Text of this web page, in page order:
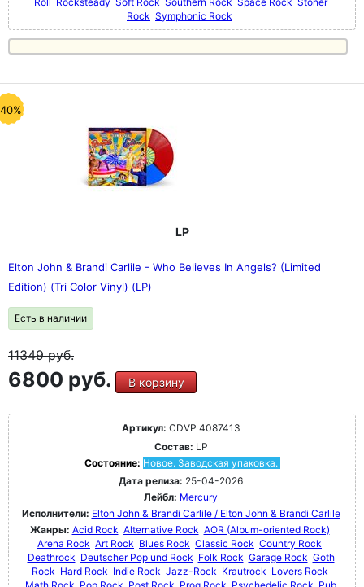
Rock Symphonic Rock
LP
Elton John & Brandi Carlile - Who Believes In Angels? (Limited
Edition) (Tri Color Vinyl) (LP)
Есть в наличии
11349руб.
6800 руб. В корзину
Артикул: CDVP 4087413
Состав: LP
Состояние: Новое. Заводская упаковка.
Дата релиза: 25-04-2026
Лейбл: Mercury
Исполнители: Elton John & Brandi Carlile / Elton John & Brandi Carlile
Жанры: Acid Rock Alternative Rock AOR (Album-oriented Rock)
Arena Rock Art Rock Blues Rock Classic Rock Country Rock
Deathrock Deutscher Pop und Rock Folk Rock Garage Rock Goth
Rock Hard Rock Indie Rock Jazz-Rock Krautrock Lovers Rock